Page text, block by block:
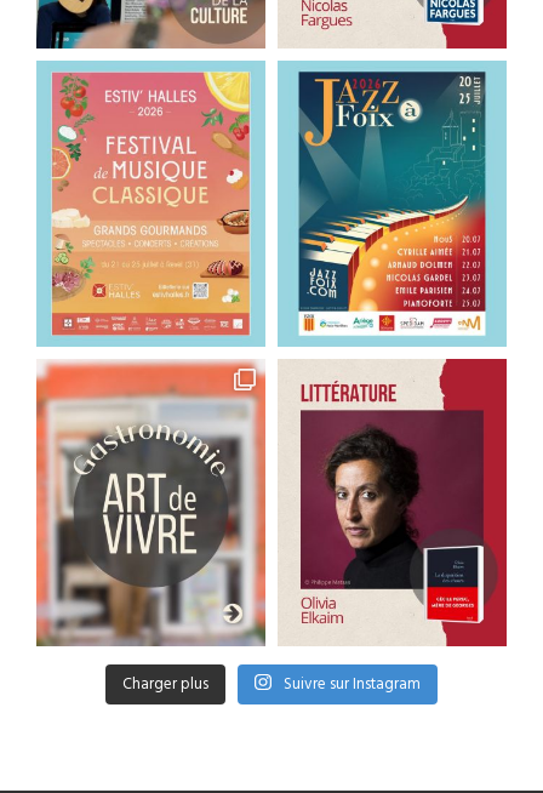
Charger plus Suivre sur Instagram